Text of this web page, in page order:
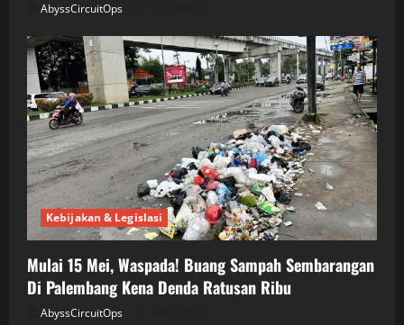
AbyssCircuitOps
Kebijakan & Legislasi
Mulai 15 Mei, Waspada! Buang Sampah Sembarangan
Di Palembang Kena Denda Ratusan Ribu
AbyssCircuitOps